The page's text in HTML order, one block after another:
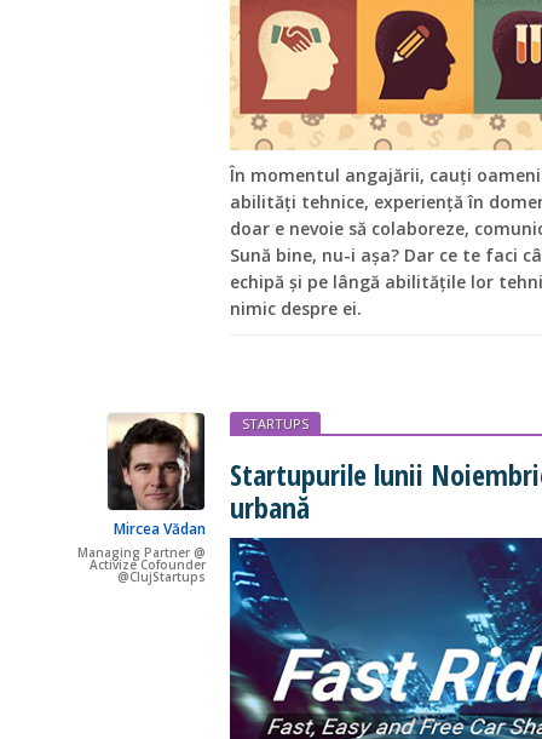
În momentul angajării, cauți
abilități tehnice, experiență în
doar e nevoie să colaboreze,
Sună bine, nu-i așa? Dar ce te faci
echipă și pe lângă abilitățile lor
nimic despre ei.
Mircea Vădan
Managing Partner @
Activize Cofounder
@ClujStartups
STARTUPS
Startupurile lunii
urbană